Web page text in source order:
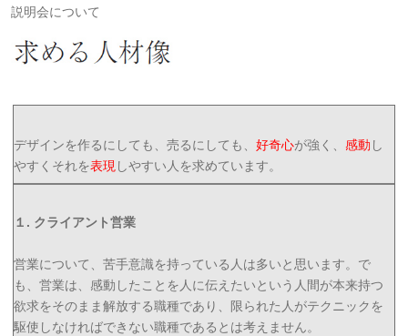
説明会について
デザインを作るにしても、売るにしても、 好奇心が強く、 感動 し
やすくそれを表現しやすい人を求めています。
１. クライアント営業
営業について、苦手意識を持っている人は多いと思います。で
も、営業は、感動したことを人に伝えたいという人間が本来持つ
欲求をそのまま解放する職種であり、限られた人がテクニックを
駆使しなければできない職種であるとは考えません。